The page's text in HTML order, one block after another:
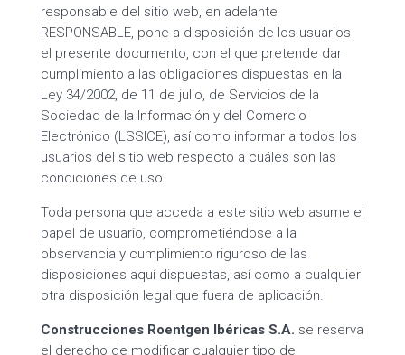
responsable del sitio web, en adelante
RESPONSABLE, pone a disposición de los usuarios
el presente documento, con el que pretende dar
cumplimiento a las obligaciones dispuestas en la
Ley 34/2002, de 11 de julio, de Servicios de la
Sociedad de la Información y del Comercio
Electrónico (LSSICE), así como informar a todos los
usuarios del sitio web respecto a cuáles son las
condiciones de uso.
Toda persona que acceda a este sitio web asume el
papel de usuario, comprometiéndose a la
observancia y cumplimiento riguroso de las
disposiciones aquí dispuestas, así como a cualquier
otra disposición legal que fuera de aplicación.
Construcciones Roentgen Ibéricas S.A. se reserva
el derecho de modificar cualquier tipo de